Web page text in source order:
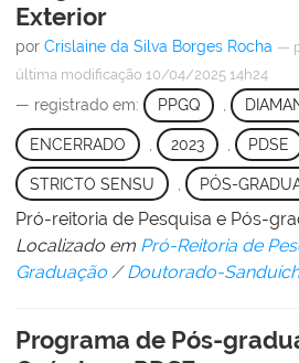
Exterior
por Crislaine da Silva Borges Rocha —
última modificação 10/04/2025 14h24
— registrado em: PPGQ ,
ENCERRADO 2023 PDSE
STRICTO SENSU PÓS-
Pró-reitoria de Pesquisa e Pós-
Localizado em Pró-Reitoria de
Graduação /Doutorado-
Programa de Pós-